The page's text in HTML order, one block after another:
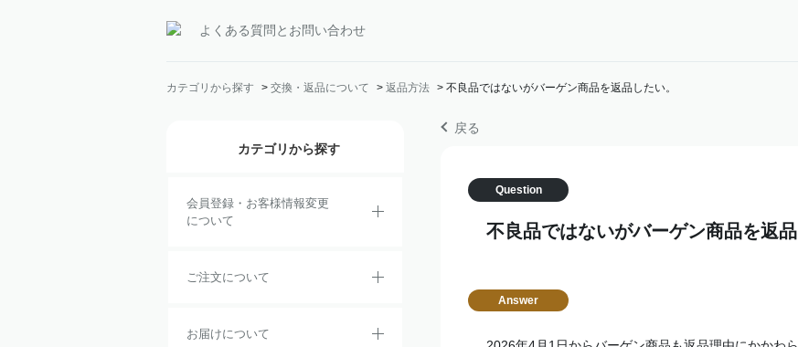
よくある質問とお問い合わせ
カテゴリから探す > 交換・返品について > 返品方法 > 不良品ではないがバーゲン商品を返品したい。
カテゴリから探す
会員登録・お客様情報変更
について
ご注文について
お届けについて
戻る
不良品ではないがバーゲン商品を返品